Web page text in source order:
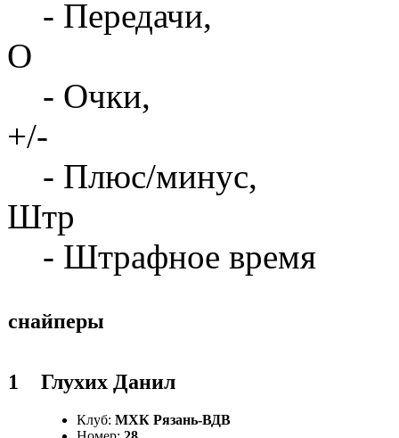
- Передачи,
О
- Очки,
+/-
- Плюс/минус,
Штр
- Штрафное время
снайперы
1 Глухих Данил
Клуб: МХК Рязань-ВДВ